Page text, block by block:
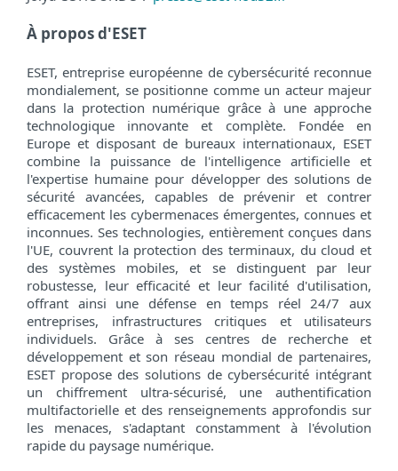
À propos d'ESET
ESET, entreprise européenne de cybersécurité reconnue
mondialement, se positionne comme un acteur majeur
dans la protection numérique grâce à une approche
technologique innovante et complète. Fondée en
Europe et disposant de bureaux internationaux, ESET
combine la puissance de l'intelligence artificielle et
l'expertise humaine pour développer des solutions de
sécurité avancées, capables de prévenir et contrer
efficacement les cybermenaces émergentes, connues et
inconnues. Ses technologies, entièrement conçues dans
l'UE, couvrent la protection des terminaux, du cloud et
des systèmes mobiles, et se distinguent par leur
robustesse, leur efficacité et leur facilité d'utilisation,
offrant ainsi une défense en temps réel 24/7 aux
entreprises, infrastructures critiques et utilisateurs
individuels. Grâce à ses centres de recherche et
développement et son réseau mondial de partenaires,
ESET propose des solutions de cybersécurité intégrant
un chiffrement ultra-sécurisé, une authentification
multifactorielle et des renseignements approfondis sur
les menaces, s'adaptant constamment à l'évolution
rapide du paysage numérique.